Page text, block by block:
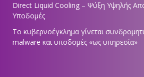
Direct Liquid Cooling – Ψύξη Υψηλής
Υποδομές
Το κυβερνοέγκλημα γίνεται
malware και υποδομές «ως υπηρεσία»